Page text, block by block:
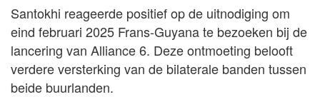
Santokhi reageerde positief op de uitnodiging om
eind februari 2025 Frans-Guyana te bezoeken bij de
lancering van Alliance 6. Deze ontmoeting belooft
verdere versterking van de bilaterale banden tussen
beide buurlanden.